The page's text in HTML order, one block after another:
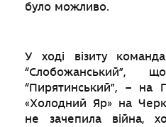
було можливо.
У ході візиту
“Слобожанський”,
“Пирятинський”, – на
«Холодний Яр» на
не зачепила війна,